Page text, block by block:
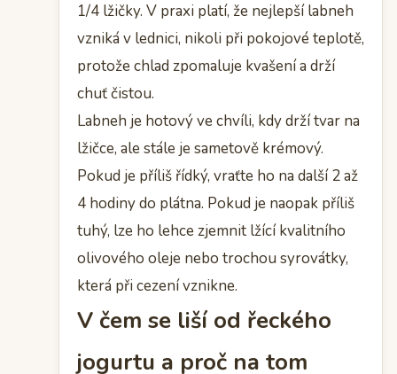
1/4 lžičky. V praxi platí, že nejlepší labneh
vzniká v lednici, nikoli při pokojové teplotě,
protože chlad zpomaluje kvašení a drží
chuť čistou.
Labneh je hotový ve chvíli, kdy drží tvar na
lžičce, ale stále je sametově krémový.
Pokud je příliš řídký, vraťte ho na další 2 až
4 hodiny do plátna. Pokud je naopak příliš
tuhý, lze ho lehce zjemnit lžící kvalitního
olivového oleje nebo trochou syrovátky,
která při cezení vznikne.
V čem se liší od řeckého
jogurtu a proč na tom